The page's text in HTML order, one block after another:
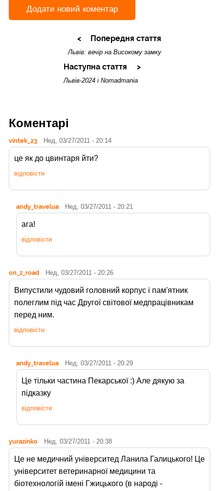
Додати новий коментар
Попередня стаття
Львів: вечір на Високому замку
Наступна стаття
Львів-2024 і Nomadmania
Коментарі
vintek_23 Нед, 03/27/2011 - 20:14
це як до цвинтаря йти?
відповісти
andy_travelua Нед, 03/27/2011 - 20:21
ага!
відповісти
on_z_road Нед, 03/27/2011 - 20:26
Випустили чудовий головний корпус і пам'ятник
полеглим під час Другої світової медпрацівникам
перед ним.
відповісти
andy_travelua Нед, 03/27/2011 - 20:29
Це тільки частина Пекарської :) Але дякую за
підказку
відповісти
yurazinko Нед, 03/27/2011 - 20:38
Це не медичний університед Ланила Галицького! Це
університет ветеринарної медицини та
біотехнологій імені Гжицького (в народі -